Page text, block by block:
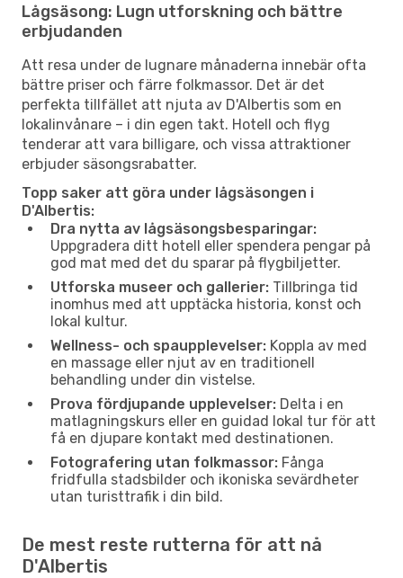
Lågsäsong: Lugn utforskning och bättre
erbjudanden
Att resa under de lugnare månaderna innebär ofta
bättre priser och färre folkmassor. Det är det
perfekta tillfället att njuta av D'Albertis som en
lokalinvånare – i din egen takt. Hotell och flyg
tenderar att vara billigare, och vissa attraktioner
erbjuder säsongsrabatter.
Topp saker att göra under lågsäsongen i
D'Albertis:
Dra nytta av lågsäsongsbesparingar:
Uppgradera ditt hotell eller spendera pengar på
god mat med det du sparar på flygbiljetter.
Utforska museer och gallerier: Tillbringa tid
inomhus med att upptäcka historia, konst och
lokal kultur.
Wellness- och spaupplevelser: Koppla av med
en massage eller njut av en traditionell
behandling under din vistelse.
Prova fördjupande upplevelser: Delta i en
matlagningskurs eller en guidad lokal tur för att
få en djupare kontakt med destinationen.
Fotografering utan folkmassor: Fånga
fridfulla stadsbilder och ikoniska sevärdheter
utan turisttrafik i din bild.
De mest reste rutterna för att nå
D'Albertis